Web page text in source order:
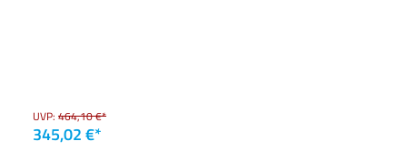
UVP: 464,10 €*
345,02 €*